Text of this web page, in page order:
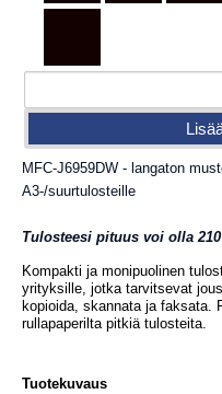
MFC-J6959DW - langaton
A3-/suurtulosteille
Tulosteesi pituus voi olla 210
Kompakti ja monipuolinen
yrityksille, jotka tarvitsevat
kopioida, skannata ja faksata.
rullapaperilta pitkiä tulosteita.
Tuotekuvaus